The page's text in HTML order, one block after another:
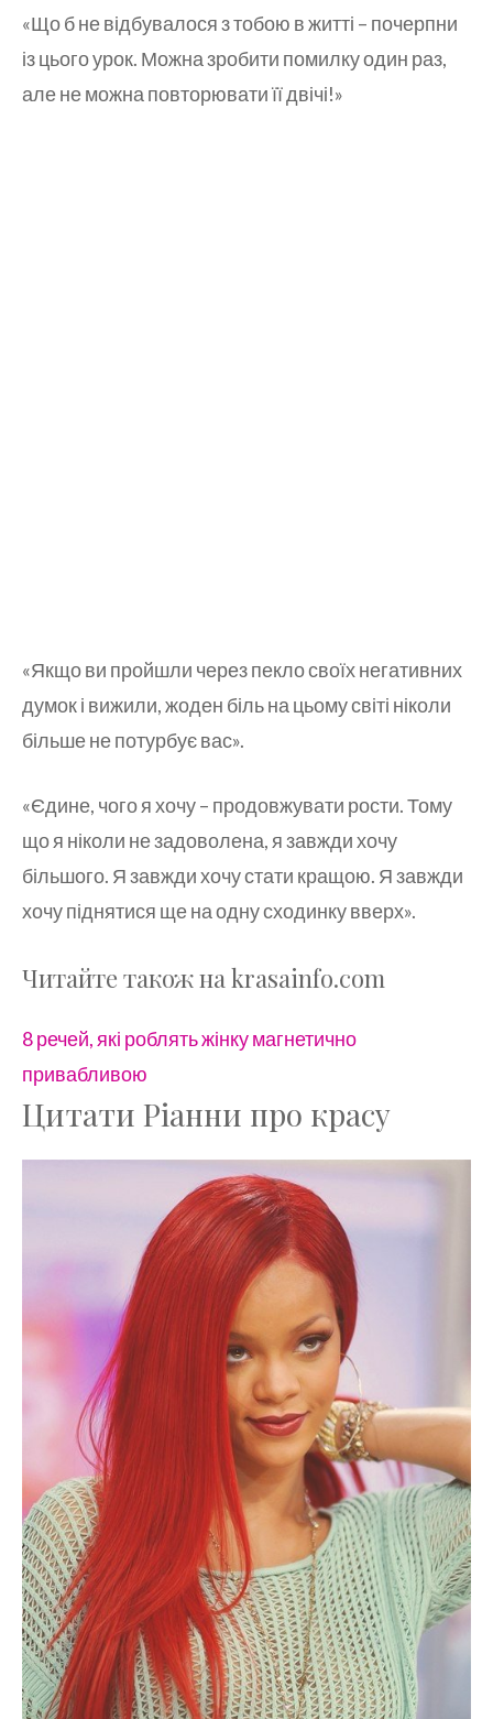
«Що б не відбувалося з тобою в житті – почерпни
із цього урок. Можна зробити помилку один раз,
але не можна повторювати її двічі!»
«Якщо ви пройшли через пекло своїх негативних
думок і вижили, жоден біль на цьому світі ніколи
більше не потурбує вас».
«Єдине, чого я хочу – продовжувати рости. Тому
що я ніколи не задоволена, я завжди хочу
більшого. Я завжди хочу стати кращою. Я завжди
хочу піднятися ще на одну сходинку вверх».
Читайте також на krasainfo.com
8 речей, які роблять жінку магнетично
привабливою
Цитати Ріанни про красу